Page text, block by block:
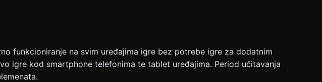
funkcioniranje na svim uređajima igre bez potrebe igre za dodatnim
igre kod smartphone telefonima te tablet uređajima. Period učitavanja